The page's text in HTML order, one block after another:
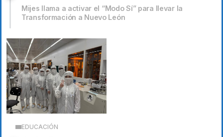
Mijes llama a activar el “Modo Sí” para llevar la
Transformación a Nuevo León
EDUCACIÓN